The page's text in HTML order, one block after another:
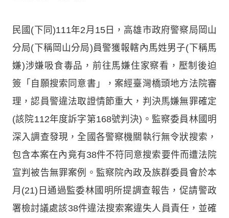
民國(下同)111年2月15日，高雄市政府警察局岡山
分局(下稱岡山分局)員警獲報轄內馬姓男子(下稱馬
嫌)涉嫌吸食毒品，前往馬嫌住家察看，壓制後迫
簽「自願搜索同意書」，案經臺灣橋頭地方法院審
理，認員警違法取證情節重大，判決馬嫌無罪確定
(該院112年度訴字第168號判決)。監察委員林國明
深入調查發現，全國各警察機關執行無令狀搜索，
包含本案在內竟有38件不符同意搜索要件而遭法院
宣判被告無罪案例。監察院內政及族群委員會於本
月(21)日通過監委林國明所提調查報告，促請警政
署檢討議處該38件違法搜索案違失人員責任，並確